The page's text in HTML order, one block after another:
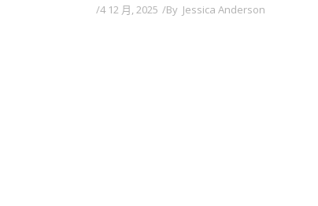
4 12 月, 2025 By Jessica Anderson